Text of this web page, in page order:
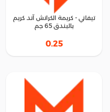
تيفاني - كريمة الكرانش آند كريم
بالبندق 65 جم
0.25